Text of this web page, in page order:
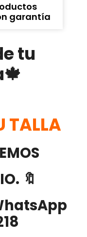
garantía
tu
TALLA
🔖